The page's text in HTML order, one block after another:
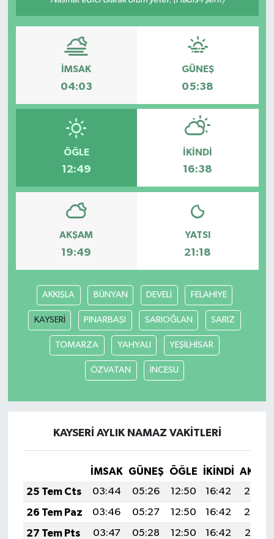
İMSAK
04:03
GÜNEŞ
05:38
ÖĞLE
12:49
İKINDI
16:38
AKŞAM
19:49
YATSI
21:18
AKKIŞLA BÜNYAN DEVELİ FELAHİYE
KAYSERİ PINARBAŞI SARIOĞLAN SARIZ
TOMARZA YAHYALI YEŞİLHİSAR
ÖZVATAN İNCESU
KAYSERİ AYLIK NAMAZ VAKITLERI
İMSAK GÜNEŞ ÖĞLE İKINDI
25 Tem Cts
03:44 05:26 12:50 16:42
20:03
26 Tem Paz
03:46 05:27 12:50 16:42
20:02
27 Tem Pts
03:47 05:28 12:50 16:42
20:01
Sağlık
Sinema
Siyaset
Turizm
Yaşam
Yerel Yönetimler
DÜNYA